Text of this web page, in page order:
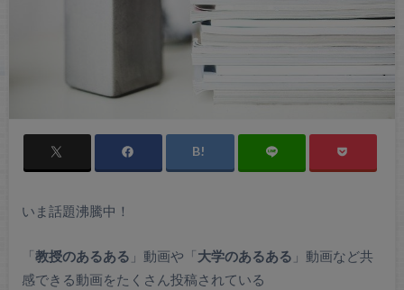
いま話題沸騰中！
「教授のあるある 」動画や「大学のあるある 」動画など共
感できる動画をたくさん投稿されている